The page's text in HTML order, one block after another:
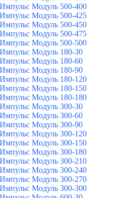
Модуль 500-400
Модуль 500-425
Модуль 500-450
Модуль 500-475
Модуль 500-500
Модуль 180-30
Модуль 180-60
Модуль 180-90
Модуль 180-120
Модуль 180-150
Модуль 180-180
Модуль 300-30
Модуль 300-60
Модуль 300-90
Модуль 300-120
Модуль 300-150
Модуль 300-180
Модуль 300-210
Модуль 300-240
Модуль 300-270
Модуль 300-300